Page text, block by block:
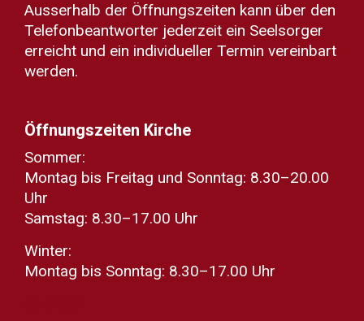
Ausserhalb der Öffnungszeiten kann über den
Telefonbeantworter jederzeit ein Seelsorger
erreicht und ein individueller Termin vereinbart
werden.
Öffnungszeiten Kirche
Sommer:
Montag bis Freitag und Sonntag: 8.30–20.00
Uhr
Samstag: 8.30–17.00 Uhr
Winter:
Montag bis Sonntag: 8.30–17.00 Uhr